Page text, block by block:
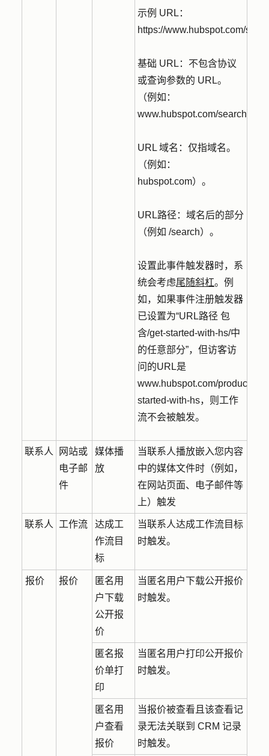
示例 URL：
https://www.hubspot.com/
基础 URL：不包含协议
或查询参数的 URL。
（例如：
www.hubspot.com/search）。
URL 域名：仅指域名。
（例如：
hubspot.com）。
URL路径：域名后的部分
（例如 /search）。
设置此事件触发器时，系
统会考虑尾随斜杠。例
如，如果事件注册触发器
已设置为“URL路径 包
含/get-started-with-hs/中
的任意部分”，但访客访
问的URL是
www.hubspot.com/products/
started-with-hs，则工作
流不会被触发。
联系人
网站或
电子邮
件
媒体播
放
当联系人播放嵌入您内容
中的媒体文件时（例如，
在网站页面、电子邮件等
上）触发
联系人 工作流
达成工
作流目
标
当联系人达成工作流目标
时触发。
报价 报价
匿名用
户下载
公开报
价
当匿名用户下载公开报价
时触发。
匿名报
价单打
印
当匿名用户打印公开报价
时触发。
匿名用
户查看
报价
当报价被查看且该查看记
录无法关联到 CRM 记录
时触发。